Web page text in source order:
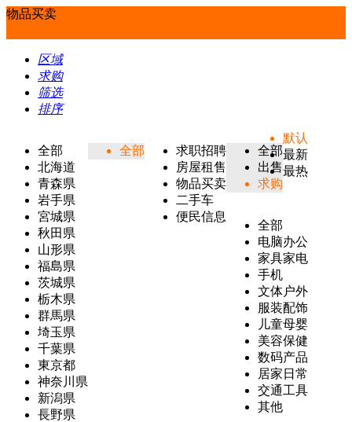
物品买卖
区域
求购
筛选
排序
全部
北海道
青森県
岩手県
宮城県
秋田県
山形県
福島県
茨城県
栃木県
群馬県
埼玉県
千葉県
東京都
神奈川県
新潟県
長野県
全部
求职招聘
房屋租售
物品买卖
二手车
便民信息
全部
出售
求购
全部
电脑办公
家具家电
手机
文体户外
服装配饰
儿童母婴
美容保健
数码产品
居家日常
交通工具
其他
默认
最新
最热